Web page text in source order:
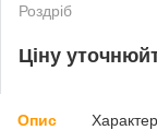
Роздріб
Ціну
Опис